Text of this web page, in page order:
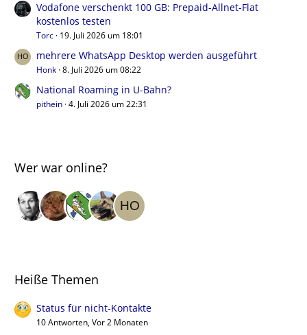
Vodafone verschenkt 100 GB: Prepaid-Allnet-Flat
kostenlos testen
Torc 19. Juli 2026 um 18:01
mehrere WhatsApp Desktop werden ausgeführt
Honk 8. Juli 2026 um 08:22
National Roaming in U-Bahn?
pithein 4. Juli 2026 um 22:31
Wer war online?
Heiße Themen
Status für nicht-Kontakte
10 Antworten, Vor 2 Monaten